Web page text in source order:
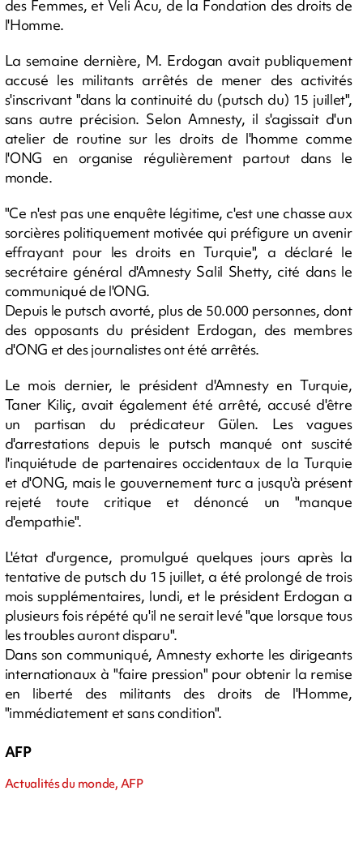
des Femmes, et Veli Acu, de la Fondation des droits de
l'Homme.
La semaine dernière, M. Erdogan avait publiquement
accusé les militants arrêtés de mener des activités
s'inscrivant "dans la continuité du (putsch du) 15 juillet",
sans autre précision. Selon Amnesty, il s'agissait d'un
atelier de routine sur les droits de l'homme comme
l'ONG en organise régulièrement partout dans le
monde.
"Ce n'est pas une enquête légitime, c'est une chasse aux
sorcières politiquement motivée qui préfigure un avenir
effrayant pour les droits en Turquie", a déclaré le
secrétaire général d'Amnesty Salil Shetty, cité dans le
communiqué de l'ONG.
Depuis le putsch avorté, plus de 50.000 personnes, dont
des opposants du président Erdogan, des membres
d'ONG et des journalistes ont été arrêtés.
Le mois dernier, le président d'Amnesty en Turquie,
Taner Kiliç, avait également été arrêté, accusé d'être
un partisan du prédicateur Gülen. Les vagues
d'arrestations depuis le putsch manqué ont suscité
l'inquiétude de partenaires occidentaux de la Turquie
et d'ONG, mais le gouvernement turc a jusqu'à présent
rejeté toute critique et dénoncé un "manque
d'empathie".
L'état d'urgence, promulgué quelques jours après la
tentative de putsch du 15 juillet, a été prolongé de trois
mois supplémentaires, lundi, et le président Erdogan a
plusieurs fois répété qu'il ne serait levé "que lorsque tous
les troubles auront disparu".
Dans son communiqué, Amnesty exhorte les dirigeants
internationaux à "faire pression" pour obtenir la remise
en liberté des militants des droits de l'Homme,
"immédiatement et sans condition".
AFP
Actualités du monde, AFP